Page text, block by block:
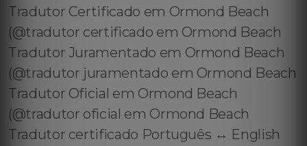
Tradutor Certificado em Ormond Beach
(@tradutor certificado em Ormond Beach
Tradutor Juramentado em Ormond Beach
(@tradutor juramentado em Ormond Beach
Tradutor Oficial em Ormond Beach
(@tradutor oficial em Ormond Beach
Tradutor certificado Português ↔️ English